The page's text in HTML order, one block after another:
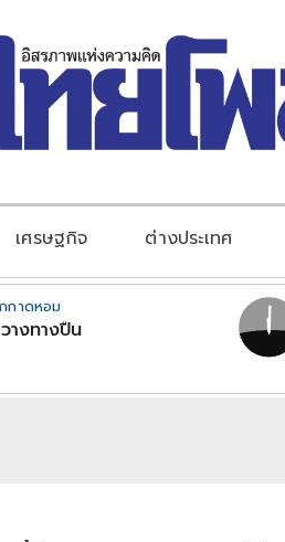
เศรษฐกิจ ต่างประเทศ
กาดหอม
างทางปืน